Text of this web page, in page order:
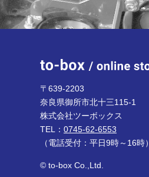
〒639-2203
奈良県御所市北十三115-1
株式会社ツーボックス
TEL： 0745-62-6553
（電話受付：平日9時～16時）
© to-box Co.,Ltd.